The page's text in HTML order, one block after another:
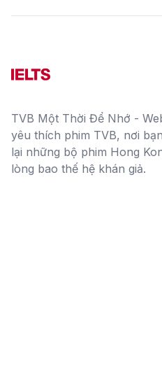
TVB Một Thời Để Nhớ -
yêu thích phim TVB, nơi
lại những bộ phim Hong
lòng bao thế hệ khán giả.